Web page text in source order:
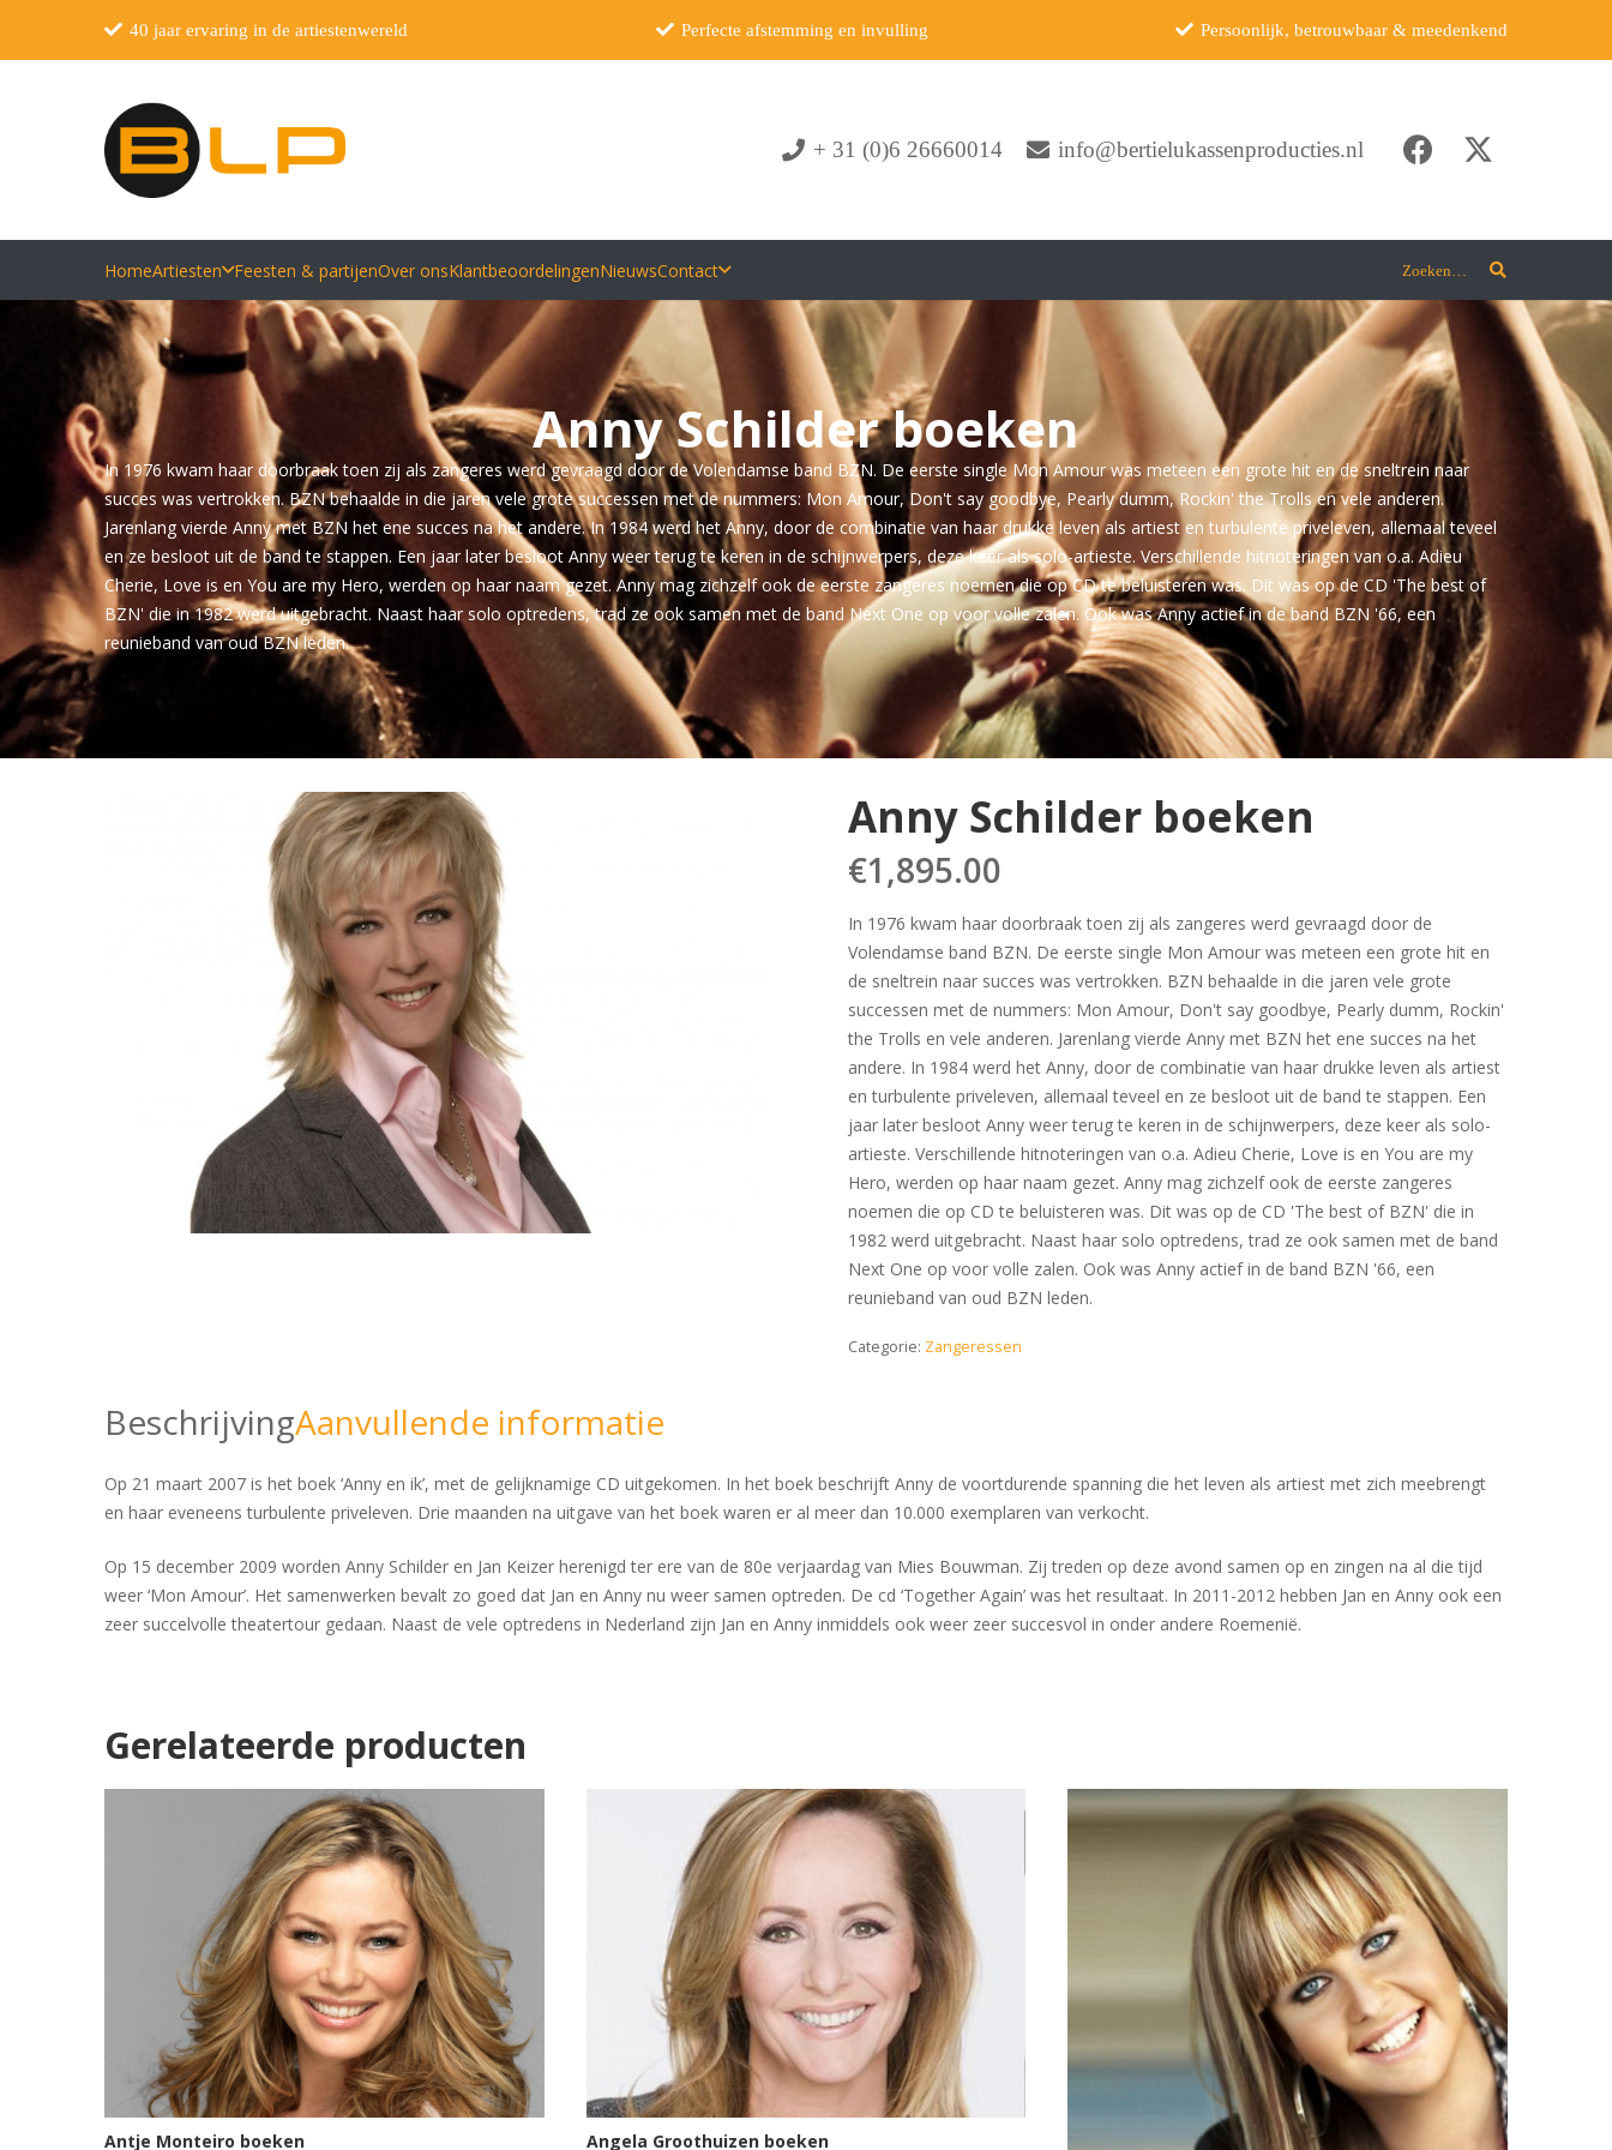
40 jaar ervaring in de artiestenwereld Perfecte afstemming en invulling Persoonlijk, betrouwbaar & meedenkend
+ 31 (0)6 26660014 info@bertielukassenproducties.nl
HomeArtiesten Feesten & partijenOver onsKlantbeoordelingenNieuwsContact Zoeken…
Anny Schilder boeken
In 1976 kwam haar doorbraak toen zij als zangeres werd gevraagd door de Volendamse band BZN. De eerste single Mon Amour was meteen een grote hit en de sneltrein naar
succes was vertrokken. BZN behaalde in die jaren vele grote successen met de nummers: Mon Amour, Don't say goodbye, Pearly dumm, Rockin' the Trolls en vele anderen.
Jarenlang vierde Anny met BZN het ene succes na het andere. In 1984 werd het Anny, door de combinatie van haar drukke leven als artiest en turbulente priveleven, allemaal teveel
en ze besloot uit de band te stappen. Een jaar later besloot Anny weer terug te keren in de schijnwerpers, deze keer als solo-artieste. Verschillende hitnoteringen van o.a. Adieu
Cherie, Love is en You are my Hero, werden op haar naam gezet. Anny mag zichzelf ook de eerste zangeres noemen die op CD te beluisteren was. Dit was op de CD 'The best of
BZN' die in 1982 werd uitgebracht. Naast haar solo optredens, trad ze ook samen met de band Next One op voor volle zalen. Ook was Anny actief in de band BZN '66, een
reunieband van oud BZN leden.
Anny Schilder boeken
€1,895.00
In 1976 kwam haar doorbraak toen zij als zangeres werd gevraagd door de
Volendamse band BZN. De eerste single Mon Amour was meteen een grote hit en
de sneltrein naar succes was vertrokken. BZN behaalde in die jaren vele grote
successen met de nummers: Mon Amour, Don't say goodbye, Pearly dumm, Rockin'
the Trolls en vele anderen. Jarenlang vierde Anny met BZN het ene succes na het
andere. In 1984 werd het Anny, door de combinatie van haar drukke leven als artiest
en turbulente priveleven, allemaal teveel en ze besloot uit de band te stappen. Een
jaar later besloot Anny weer terug te keren in de schijnwerpers, deze keer als solo-
artieste. Verschillende hitnoteringen van o.a. Adieu Cherie, Love is en You are my
Hero, werden op haar naam gezet. Anny mag zichzelf ook de eerste zangeres
noemen die op CD te beluisteren was. Dit was op de CD 'The best of BZN' die in
1982 werd uitgebracht. Naast haar solo optredens, trad ze ook samen met de band
Next One op voor volle zalen. Ook was Anny actief in de band BZN '66, een
reunieband van oud BZN leden.
Categorie: Zangeressen
BeschrijvingAanvullende informatie
Op 21 maart 2007 is het boek ‘Anny en ik’, met de gelijknamige CD uitgekomen. In het boek beschrijft Anny de voortdurende spanning die het leven als artiest met zich meebrengt
en haar eveneens turbulente priveleven. Drie maanden na uitgave van het boek waren er al meer dan 10.000 exemplaren van verkocht.
Op 15 december 2009 worden Anny Schilder en Jan Keizer herenigd ter ere van de 80e verjaardag van Mies Bouwman. Zij treden op deze avond samen op en zingen na al die tijd
weer ‘Mon Amour’. Het samenwerken bevalt zo goed dat Jan en Anny nu weer samen optreden. De cd ‘Together Again’ was het resultaat. In 2011-2012 hebben Jan en Anny ook een
zeer succelvolle theatertour gedaan. Naast de vele optredens in Nederland zijn Jan en Anny inmiddels ook weer zeer succesvol in onder andere Roemenië.
Gerelateerde producten
Antje Monteiro boeken Angela Groothuizen boeken